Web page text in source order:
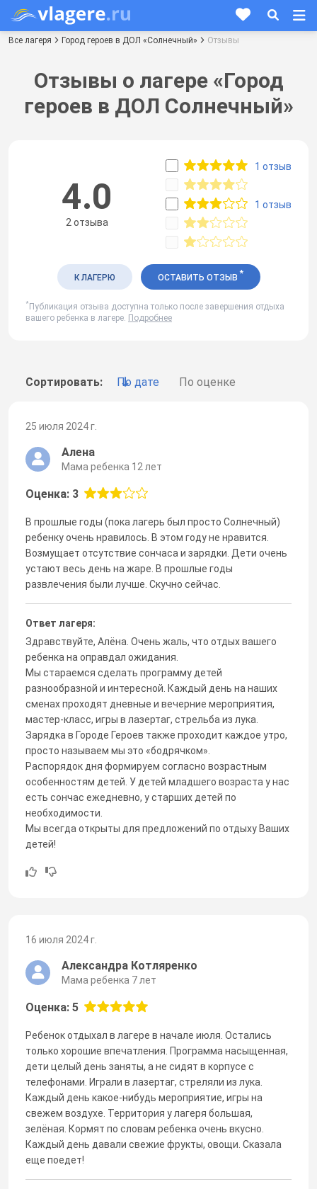
Все лагеря Город героев в ДОЛ «Солнечный» Отзывы
Отзывы о лагере «Город
героев в ДОЛ Солнечный»
Сортировать: По дате По оценке
25 июля 2024 г.
Алена
Мама ребенка 12 лет
Оценка: 3
В прошлые годы (пока лагерь был просто Солнечный)
ребенку очень нравилось. В этом году не нравится.
Возмущает отсутствие сончаса и зарядки. Дети очень
устают весь день на жаре. В прошлые годы
развлечения были лучше. Скучно сейчас.
Ответ лагеря:
Здравствуйте, Алёна. Очень жаль, что отдых вашего
ребенка на оправдал ожидания.
Мы стараемся сделать программу детей
разнообразной и интересной. Каждый день на наших
сменах проходят дневные и вечерние мероприятия,
мастер-класс, игры в лазертаг, стрельба из лука.
Зарядка в Городе Героев также проходит каждое утро,
просто называем мы это «бодрячком».
Распорядок дня формируем согласно возрастным
особенностям детей. У детей младшего возраста у нас
есть сончас ежедневно, у старших детей по
необходимости.
Мы всегда открыты для предложений по отдыху Ваших
детей!
16 июля 2024 г.
Александра Котляренко
Мама ребенка 7 лет
Оценка: 5
Ребенок отдыхал в лагере в начале июля. Остались
только хорошие впечатления. Программа насыщенная,
дети целый день заняты, а не сидят в корпусе с
телефонами. Играли в лазертаг, стреляли из лука.
Каждый день какое-нибудь мероприятие, игры на
свежем воздухе. Территория у лагеря большая,
зелёная. Кормят по словам ребенка очень вкусно.
Каждый день давали свежие фрукты, овощи. Сказала
еще поедет!
4.0
2 отзыва
1 отзыв
1 отзыв
К ЛАГЕРЮ ОСТАВИТЬ ОТЗЫВ *
* Публикация отзыва доступна только после завершения отдыха
вашего ребенка в лагере. Подробнее